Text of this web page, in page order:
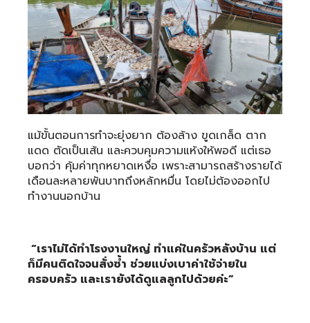
แม้ขั้นตอนการทำจะยุ่งยาก ต้องล้าง ขูดเกล็ด ตาก
แดด ตัดเป็นเส้น และควบคุมความแห้งให้พอดี แต่เธอ
บอกว่า คุ้มค่าทุกหยาดเหงื่อ เพราะสามารถสร้างรายได้
เดือนละหลายพันบาทถึงหลักหมื่น โดยไม่ต้องออกไป
ทำงานนอกบ้าน
“เราไม่ได้ทำโรงงานใหญ่ ทำแค่ในครัวหลังบ้าน แต่
ก็มีคนติดใจจนสั่งซ้ำ ช่วยแบ่งเบาค่าใช้จ่ายใน
ครอบครัว และเรายังได้ดูแลลูกไปด้วยค่ะ”